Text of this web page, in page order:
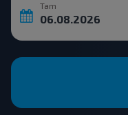
Tam